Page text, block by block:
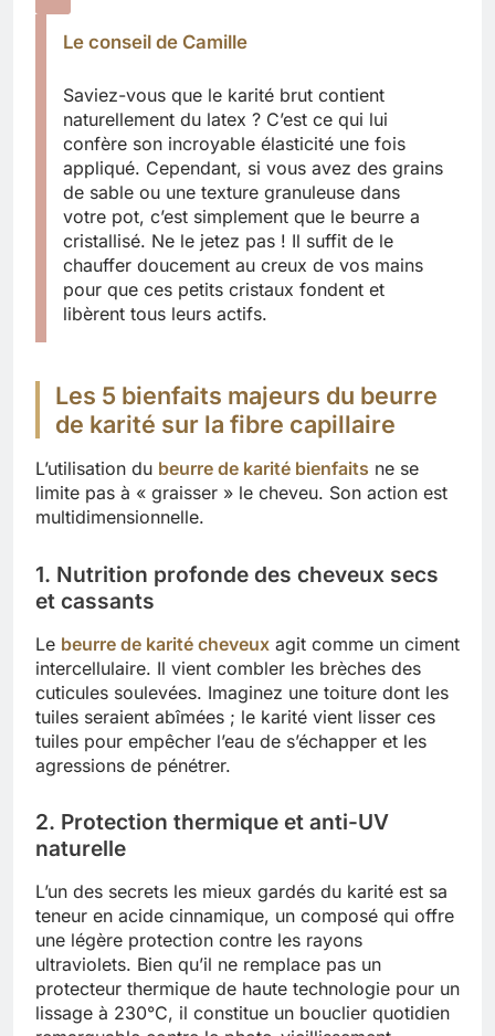
Le conseil de Camille
Saviez-vous que le karité brut contient
naturellement du latex ? C’est ce qui lui
confère son incroyable élasticité une fois
appliqué. Cependant, si vous avez des grains
de sable ou une texture granuleuse dans
votre pot, c’est simplement que le beurre a
cristallisé. Ne le jetez pas ! Il suffit de le
chauffer doucement au creux de vos mains
pour que ces petits cristaux fondent et
libèrent tous leurs actifs.
Les 5 bienfaits majeurs du beurre
de karité sur la fibre capillaire
L’utilisation du beurre de karité bienfaits ne se
limite pas à « graisser » le cheveu. Son action est
multidimensionnelle.
1. Nutrition profonde des cheveux secs
et cassants
Le beurre de karité cheveux agit comme un ciment
intercellulaire. Il vient combler les brèches des
cuticules soulevées. Imaginez une toiture dont les
tuiles seraient abîmées ; le karité vient lisser ces
tuiles pour empêcher l’eau de s’échapper et les
agressions de pénétrer.
2. Protection thermique et anti-UV
naturelle
L’un des secrets les mieux gardés du karité est sa
teneur en acide cinnamique, un composé qui offre
une légère protection contre les rayons
ultraviolets. Bien qu’il ne remplace pas un
protecteur thermique de haute technologie pour un
lissage à 230°C, il constitue un bouclier quotidien